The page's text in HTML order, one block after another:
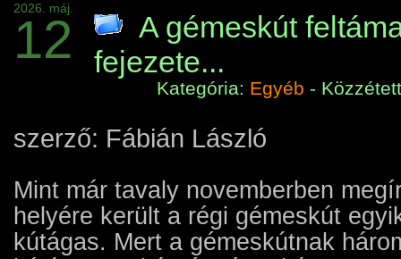
2026. máj.
12
A gémeskút
fejezete...
Kategória: Egyéb -
szerző: Fábián László
Mint már tavaly novemberben
helyére került a régi gémeskút
kútágas. Mert a gémeskútnak